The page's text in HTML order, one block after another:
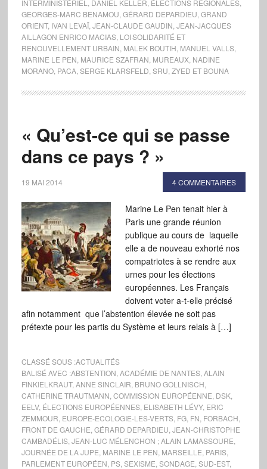
INTERMINISTÉRIEL
DANIEL KELLER ÉLECTIONS RÉGIONALES,
GEORGES-MARC BENAMOU GÉRARD DEPARDIEU GRAND
ORIENT, IVAN LEVAÏ, JEAN-CLAUDE GAUDIN JEAN-JACQUES
AILLAGON ENRICO MACIAS, LOI SOLIDARITÉ ET
RENOUVELLEMENT URBAIN MALEK BOUTIH MANUEL VALLS,
MARINE LE PEN MAURICE SZAFRAN MUREAUX, NADINE
MORANO, PACA, SERGE KLARSFELD SRU ZYED ET BOUNA
« Qu’est-ce qui se passe
dans ce pays ? »
19 MAI 2014 4 COMMENTAIRES
Marine Le Pen tenait hier à
Paris une grande réunion
publique au cours de laquelle
elle a de nouveau exhorté nos
compatriotes à se rendre aux
urnes pour les élections
européennes. Les Français
doivent voter a-t-elle précisé
afin notamment que l’abstention élevée ne soit pas
prétexte pour les partis du Système et leurs relais à […]
CLASSÉ SOUS :ACTUALITÉS
BALISÉ AVEC :ABSTENTION ACADÉMIE DE NANTES, ALAIN
FINKIELKRAUT, ANNE SINCLAIR BRUNO GOLLNISCH
CATHERINE TRAUTMANN COMMISSION EUROPÉENNE DSK,
EELV, ÉLECTIONS EUROPÉENNES, ELISABETH LÉVY, ERIC
ZEMMOUR EUROPE-ECOLOGIE-LES-VERTS, FG, FN FORBACH
FRONT DE GAUCHE GÉRARD DEPARDIEU JEAN-CHRISTOPHE
CAMBADÉLIS, JEAN-LUC MÉLENCHON ; ALAIN LAMASSOURE
JOURNÉE DE LA JUPE MARINE LE PEN MARSEILLE PARIS,
PARLEMENT EUROPÉEN PS, SEXISME SONDAGE SUD-EST,